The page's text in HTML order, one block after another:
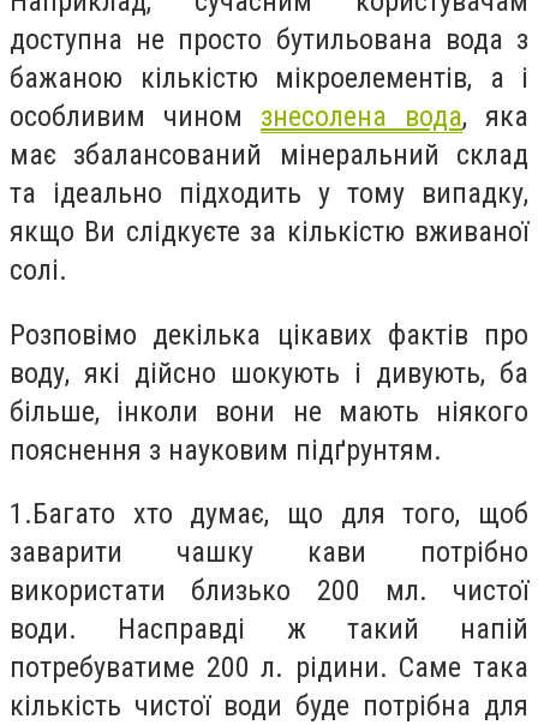
доступна не просто бутильована вода з
бажаною кількістю мікроелементів, а і
особливим чином знесолена вода, яка
має збалансований мінеральний склад
та ідеально підходить у тому випадку,
якщо Ви слідкуєте за кількістю вживаної
солі.
Розповімо декілька цікавих фактів про
воду, які дійсно шокують і дивують, ба
більше, інколи вони не мають ніякого
пояснення з науковим підґрунтям.
1.Багато хто думає, що для того, щоб
заварити чашку кави потрібно
використати близько 200 мл. чистої
води. Насправді ж такий напій
потребуватиме 200 л. рідини. Саме така
кількість чистої води буде потрібна для